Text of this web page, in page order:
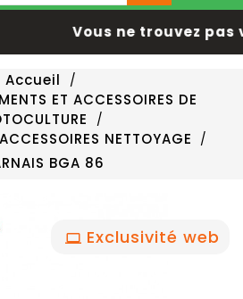
Vous ne trouvez pas
Accueil
ET ACCESSOIRES DE
ACCESSOIRES NETTOYAGE
BGA 86
Exclusivité web